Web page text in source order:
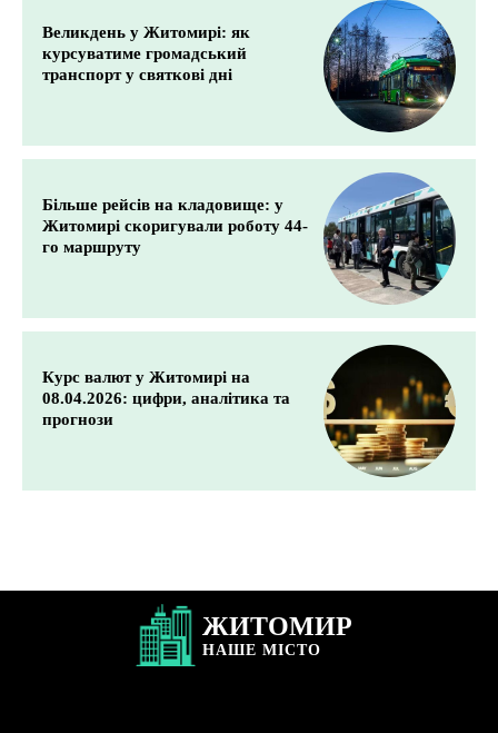
Великдень у Житомирі: як
курсуватиме громадський
транспорт у святкові дні
Більше рейсів на кладовище: у
Житомирі скоригували роботу 44-
го маршруту
Курс валют у Житомирі на
08.04.2026: цифри, аналітика та
прогнози
ЖИТОМИР
НАШЕ МІСТО